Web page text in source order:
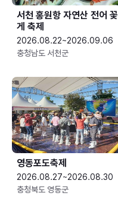
서천 홍원항 자연산 전어 꽃
게 축제
2026.08.22~2026.09.06
충청남도 서천군
영동포도축제
2026.08.27~2026.08.30
충청북도 영동군